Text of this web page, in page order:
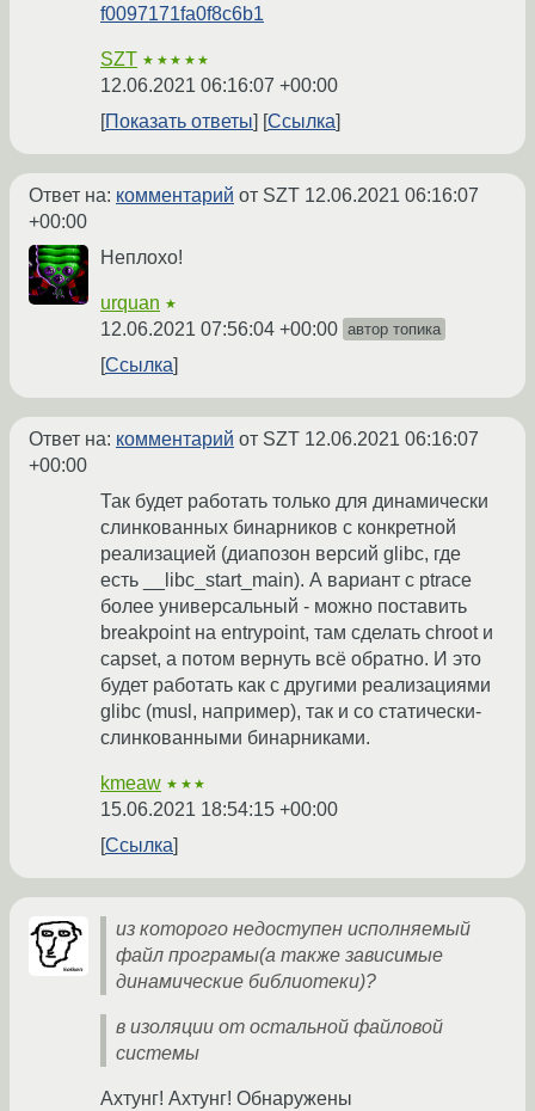
f0097171fa0f8c6b1
SZT ★★★★★
12.06.2021 06:16:07 +00:00
Показать ответы
Ссылка
Ответ на: комментарий от SZT 12.06.2021 06:16:07
+00:00
Неплохо!
urquan ★
12.06.2021 07:56:04 +00:00 автор топика
Ссылка
Ответ на: комментарий от SZT 12.06.2021 06:16:07
+00:00
Так будет работать только для динамически
слинкованных бинарников с конкретной
реализацией (диапозон версий glibc, где
есть __libc_start_main). А вариант с ptrace
более универсальный - можно поставить
breakpoint на entrypoint, там сделать chroot и
capset, а потом вернуть всё обратно. И это
будет работать как с другими реализациями
glibc (musl, например), так и со статически-
слинкованными бинарниками.
kmeaw ★★★
15.06.2021 18:54:15 +00:00
Ссылка
из которого недоступен исполняемый
файл програмы(а также зависимые
динамические библиотеки)?
в изоляции от остальной файловой
системы
Ахтунг! Ахтунг! Обнаружены